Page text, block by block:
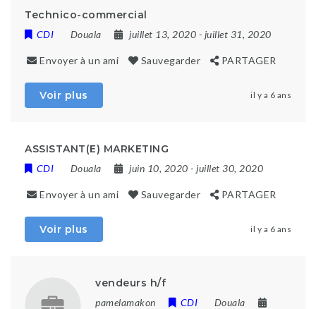
Technico-commercial
CDI Douala juillet 13, 2020 - juillet 31, 2020
Envoyer à un ami Sauvegarder PARTAGER
Voir plus il y a 6 ans
ASSISTANT(E) MARKETING
CDI Douala juin 10, 2020 - juillet 30, 2020
Envoyer à un ami Sauvegarder PARTAGER
Voir plus il y a 6 ans
vendeurs h/f
pamelamakon CDI
Douala